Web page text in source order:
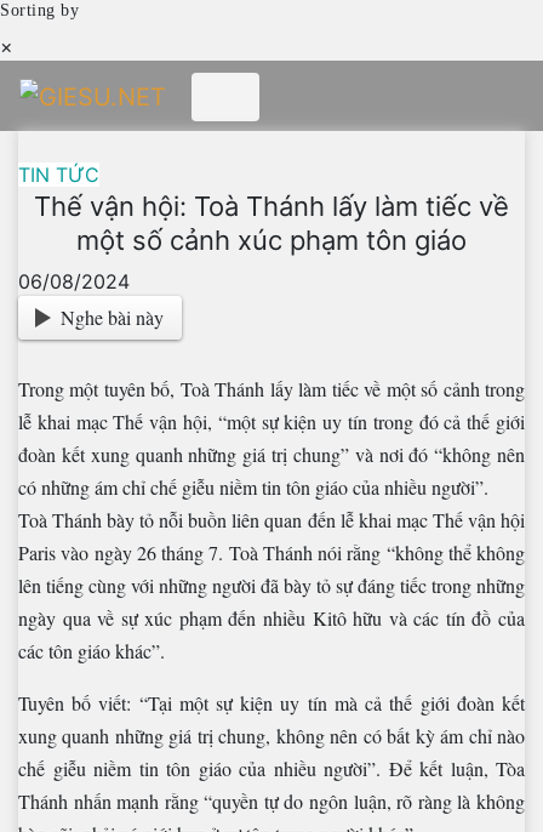
Sorting by
×
Skip
content
TIN TỨC
Thế vận hội: Toà Thánh lấy làm tiếc về
một số cảnh xúc phạm tôn giáo
06/08/2024
Nghe bài này
Trong một tuyên bố, Toà Thánh lấy làm tiếc về một số cảnh trong
lễ khai mạc Thế vận hội, “một sự kiện uy tín trong đó cả thế giới
đoàn kết xung quanh những giá trị chung” và nơi đó “không nên
có những ám chỉ chế giễu niềm tin tôn giáo của nhiều người”.
Toà Thánh bày tỏ nỗi buồn liên quan đến lễ khai mạc Thế vận hội
Paris vào ngày 26 tháng 7. Toà Thánh nói rằng “không thể không
lên tiếng cùng với những người đã bày tỏ sự đáng tiếc trong những
ngày qua về sự xúc phạm đến nhiều Kitô hữu và các tín đồ của
các tôn giáo khác”.
Tuyên bố viết: “Tại một sự kiện uy tín mà cả thế giới đoàn kết
xung quanh những giá trị chung, ​​không nên có bất kỳ ám chỉ nào
chế giễu niềm tin tôn giáo của nhiều người”. Để kết luận, Tòa
Thánh nhấn mạnh rằng “quyền tự do ngôn luận, rõ ràng là không